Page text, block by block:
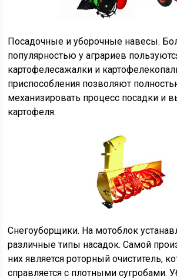
Посадочные и уборочные навесы.
популярностью у аграриев
картофелесажалки и
приспособления позволяют
механизировать процесс посадки и
картофеля.
Снегоуборщики. На мотоблок
различные типы насадок. Самой
них является роторный очиститель,
справляется с плотными сугробами.